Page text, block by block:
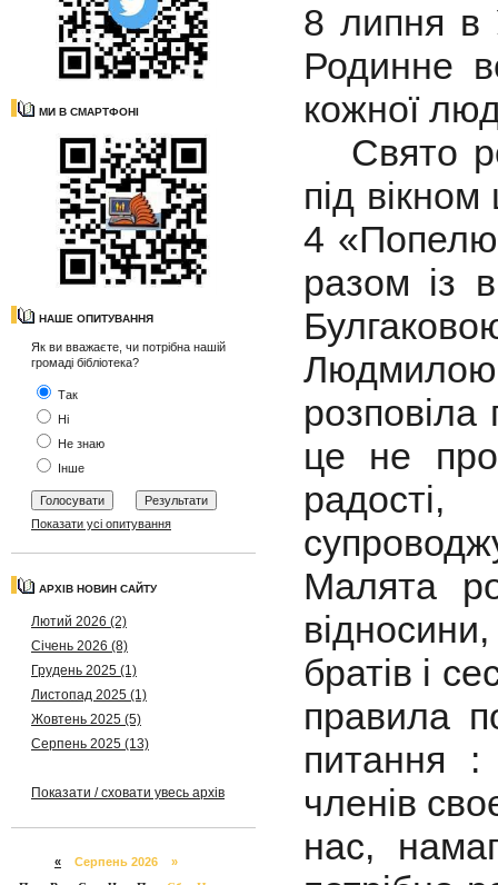
МИ В СМАРТФОНІ
НАШЕ ОПИТУВАННЯ
Як ви вважаєте, чи потрібна нашій
громаді бібліотека?
Так
Ні
Не знаю
Інше
Показати усі опитування
АРХІВ НОВИН САЙТУ
Лютий 2026 (2)
Січень 2026 (8)
Грудень 2025 (1)
Листопад 2025 (1)
Жовтень 2025 (5)
Серпень 2025 (13)
Показати / сховати увесь архів
« Серпень 2026 »
8 липня в
Родинне
кожної
Свято
під
4
разом із
Людмилою
це не
Малята
братів і
правила
питання :
членів
нас,